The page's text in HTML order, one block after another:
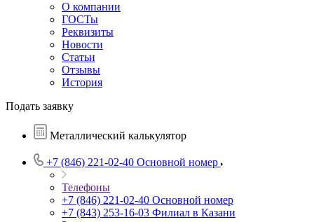
О компании
ГОСТы
Реквизиты
Новости
Статьи
Отзывы
История
Подать заявку
Металлический калькулятор
+7 (846) 221-02-40 Основной номер
Телефоны
+7 (846) 221-02-40 Основной номер
+7 (843) 253-16-03 Филиал в Казани